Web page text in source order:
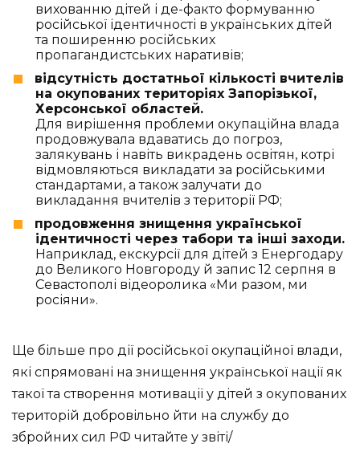
вихованню дітей і де-факто формуванню
російської ідентичності в українських дітей
та поширенню російських
пропагандистських наративів;
відсутність достатньої кількості вчителів
на окупованих територіях Запорізької,
Херсонської областей.
Для вирішення проблеми окупаційна влада
продовжувала вдаватись до погроз,
залякувань і навіть викрадень освітян, котрі
відмовляються викладати за російськими
стандартами, а також залучати до
викладання вчителів з території РФ;
продовження знищення української
ідентичності через табори та інші заходи.
Наприклад, екскурсії для дітей з Енергодару
до Великого Новгороду й запис 12 серпня в
Севастополі відеоролика «Ми разом, ми
росіяни».
Ще більше про дії російської окупаційної влади,
які спрямовані на знищення української нації як
такої та створення мотивації у дітей з окупованих
територій добровільно йти на службу до
збройних сил РФ читайте у звіті/